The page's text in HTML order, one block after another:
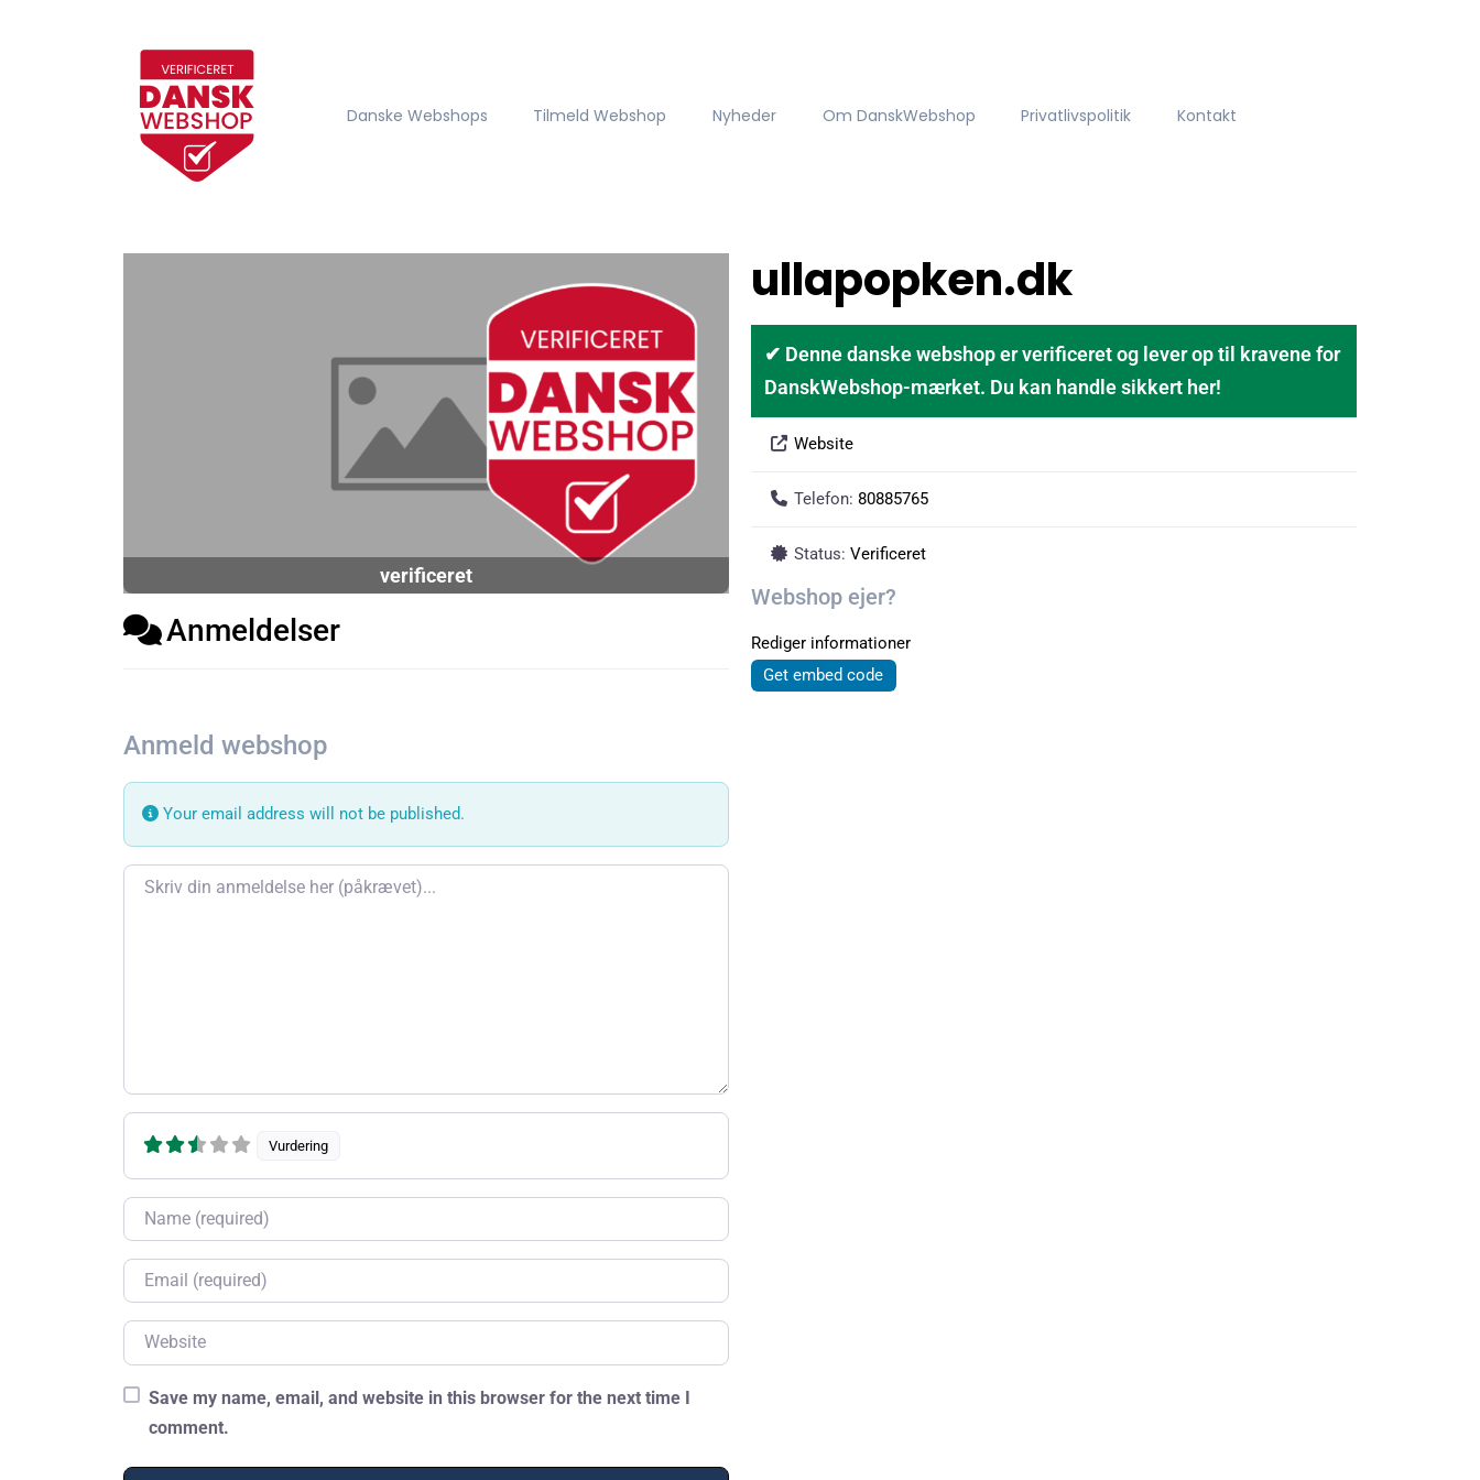
Danske Webshops Tilmeld Webshop Nyheder Om DanskWebshop Privatlivspolitik Kontakt
verificeret
Anmeldelser
Anmeld webshop
Your email address will not be published.
Review text
Vurdering
Name
Email
Website
Save my name, email, and website in this browser for the next time I
comment.
ullapopken.dk
✔ Denne danske webshop er verificeret og lever op til kravene for
DanskWebshop-mærket. Du kan handle sikkert her!
Website
Telefon: 80885765
Status: Verificeret
Webshop ejer?
Rediger informationer
Get embed code